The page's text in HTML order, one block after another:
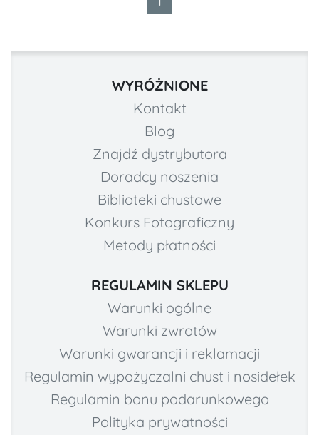
WYRÓŻNIONE
Kontakt
Blog
Znajdź dystrybutora
Doradcy noszenia
Biblioteki chustowe
Konkurs Fotograficzny
Metody płatności
REGULAMIN SKLEPU
Warunki ogólne
Warunki zwrotów
Warunki gwarancji i reklamacji
Regulamin wypożyczalni chust i nosidełek
Regulamin bonu podarunkowego
Polityka prywatności